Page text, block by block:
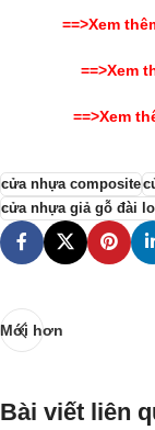
==>Xem
==>Xem
==>Xem
cửa nhựa composite
cửa nhựa giả gỗ đài
Mới hơn
Bài viết liên